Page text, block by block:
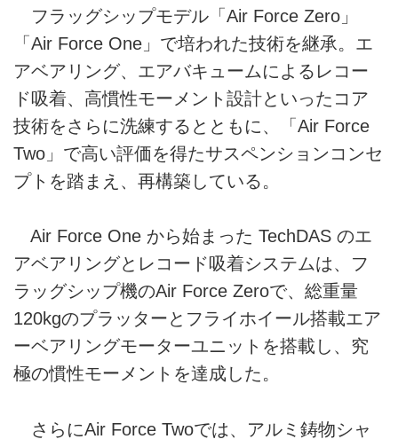
フラッグシップモデル「Air Force Zero」
「Air Force One」で培われた技術を継承。エ
アベアリング、エアバキュームによるレコー
ド吸着、高慣性モーメント設計といったコア
技術をさらに洗練するとともに、「Air Force
Two」で高い評価を得たサスペンションコンセ
プトを踏まえ、再構築している。
Air Force One から始まった TechDAS のエ
アベアリングとレコード吸着システムは、フ
ラッグシップ機のAir Force Zeroで、総重量
120kgのプラッターとフライホイール搭載エア
ーベアリングモーターユニットを搭載し、究
極の慣性モーメントを達成した。
さらにAir Force Twoでは、アルミ鋳物シャ